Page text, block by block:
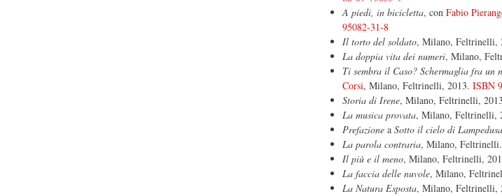
A piedi, in bicicletta, con Fabio
95082-31-8
Il torto del soldato, Milano, Feltrinelli,
La doppia vita dei numeri, Milano,
Ti sembra il Caso? Schermaglia fra un
Corsi, Milano, Feltrinelli, 2013. ISBN
Storia di Irene, Milano, Feltrinelli,
La musica provata, Milano, Feltrinelli,
Prefazione a Sotto il cielo di Lampedusa
La parola contraria, Milano,
Il più e il meno, Milano, Feltrinelli,
La faccia delle nuvole, Milano,
La Natura Esposta, Milano, Feltrinelli,